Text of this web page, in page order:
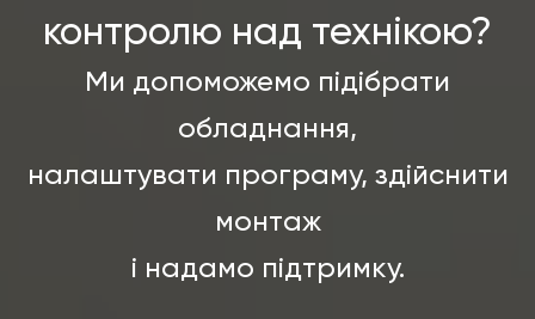
контролю над технікою?
Ми допоможемо підібрати
обладнання,
налаштувати програму, здійснити
монтаж
і надамо підтримку.